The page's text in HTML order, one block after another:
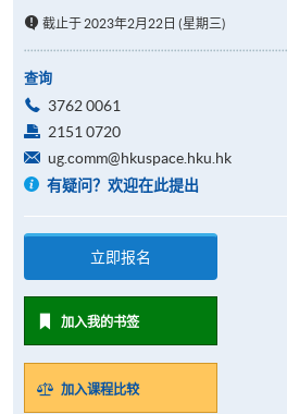
截止于 2023年2月22日 (星期三)
查询
3762 0061
2151 0720
ug.comm@hkuspace.hku.hk
有疑问？欢迎在此提出
立即报名
加入我的书签
加入课程比较